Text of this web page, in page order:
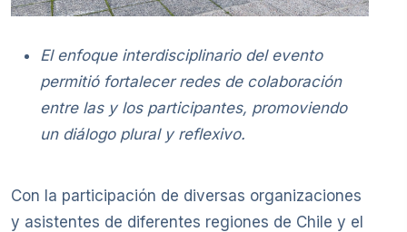
El enfoque interdisciplinario del evento
permitió fortalecer redes de colaboración
entre las y los participantes, promoviendo
un diálogo plural y reflexivo.
Con la participación de diversas organizaciones
y asistentes de diferentes regiones de Chile y el